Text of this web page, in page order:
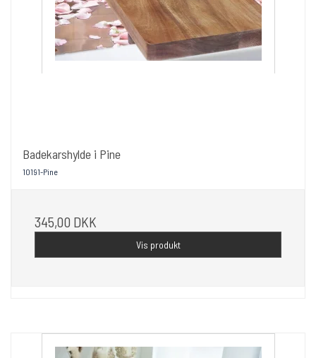
Badekarshylde i Pine
10191-Pine
345,00 DKK
Vis produkt